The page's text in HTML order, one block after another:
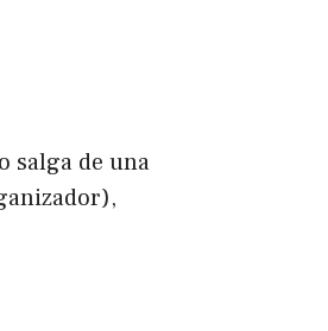
salga de una